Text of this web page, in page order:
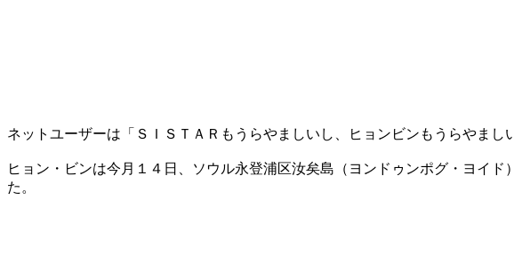
ネットユーザーは「ＳＩＳＴＡＲもうらやましいし、ヒョンビンもうらやま
ヒョン・ビンは今月１４日、ソウル永登浦区汝矣島（ヨンドゥンポグ・ヨイ
た。